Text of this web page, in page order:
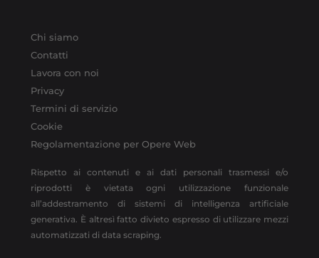
Chi siamo
Contatti
Lavora con noi
Privacy
Termini di servizio
Cookie
Regolamentazione per Opere Web
Rispetto ai contenuti e ai dati personali trasmessi e/o
riprodotti è vietata ogni utilizzazione funzionale
all’addestramento di sistemi di intelligenza artificiale
generativa. È altresì fatto divieto espresso di utilizzare mezzi
automatizzati di data scraping.